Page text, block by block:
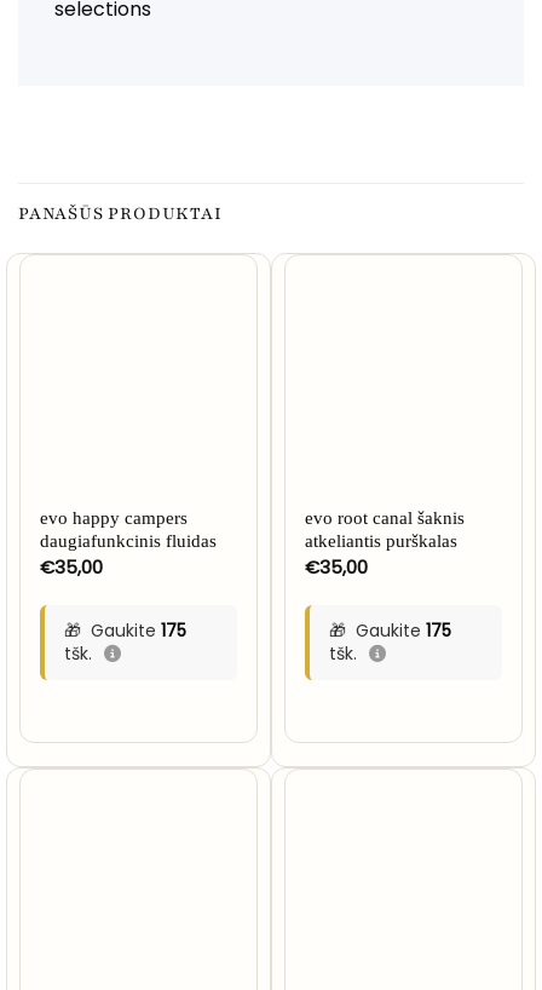
selections
PANAŠŪS PRODUKTAI
evo happy campers
daugiafunkcinis fluidas
€35,00
Gaukite 175
tšk.
evo root canal šaknis
atkeliantis purškalas
€35,00
Gaukite 175
tšk.